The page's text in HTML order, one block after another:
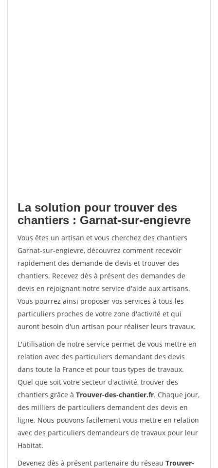
La solution pour trouver des
chantiers : Garnat-sur-engievre
Vous êtes un artisan et vous cherchez des chantiers
Garnat-sur-engievre, découvrez comment recevoir
rapidement des demande de devis et trouver des
chantiers. Recevez dès à présent des demandes de
devis en rejoignant notre service d'aide aux artisans.
Vous pourrez ainsi proposer vos services à tous les
particuliers proches de votre zone d'activité et qui
auront besoin d'un artisan pour réaliser leurs travaux.
L'utilisation de notre service permet de vous mettre en
relation avec des particuliers demandant des devis
dans toute la France et pour tous types de travaux.
Quel que soit votre secteur d'activité, trouver des
chantiers grâce à Trouver-des-chantier.fr. Chaque jour,
des milliers de particuliers demandent des devis en
ligne. Nous pouvons facilement vous mettre en relation
avec des particuliers demandeurs de travaux pour leur
Habitat.
Devenez dès à présent partenaire du réseau Trouver-